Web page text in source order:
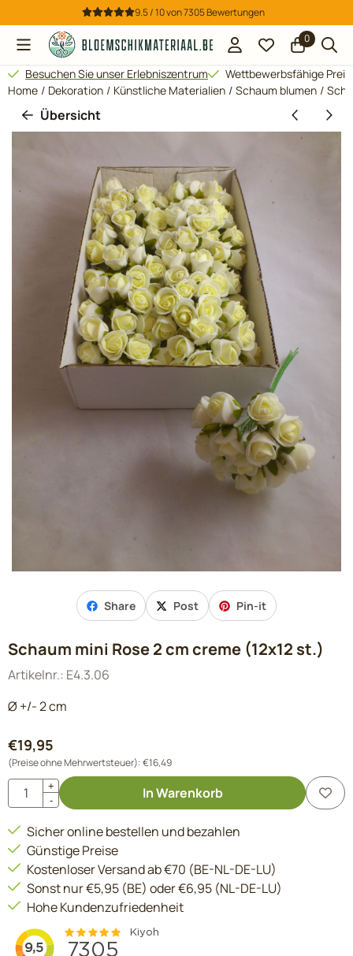
Cookie-Einstellungen verfügbar. Einstellungen wählen oder
9.5 / 10von7305Bewertungen
0
Besuchen Sie unser Erlebniszentrum
Wettbewerbsfähige
Home / Dekoration / Künstliche Materialien / Schaum blumen /
Übersicht
Share Post Pin-it
Schaum mini Rose 2 cm creme (12x12 st.)
Artikelnr.: E4.3.06
Ø +/- 2 cm
€19,95
(Preise ohne Mehrwertsteuer):€16,49
Anzahl
+
-
In Warenkorb
Sicher online bestellen und bezahlen
Günstige Preise
Kostenloser Versand ab €70 (BE-NL-DE-LU)
Sonst nur €5,95 (BE) oder €6,95 (NL-DE-LU)
Hohe Kundenzufriedenheit